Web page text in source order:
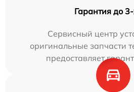
Гарантия до
Сервисный центр
оригинальные запчасти
предоставляет